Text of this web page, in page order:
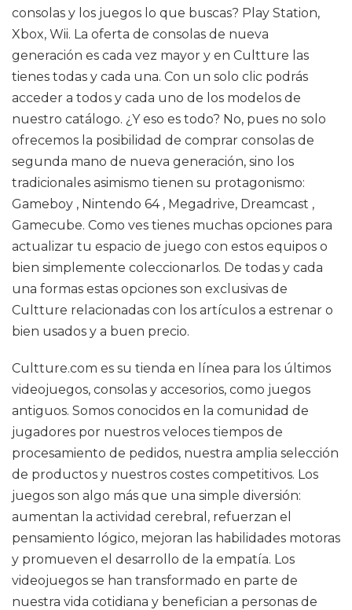
consolas y los juegos lo que buscas? Play Station,
Xbox, Wii. La oferta de consolas de nueva
generación es cada vez mayor y en Cultture las
tienes todas y cada una. Con un solo clic podrás
acceder a todos y cada uno de los modelos de
nuestro catálogo. ¿Y eso es todo? No, pues no solo
ofrecemos la posibilidad de comprar consolas de
segunda mano de nueva generación, sino los
tradicionales asimismo tienen su protagonismo:
Gameboy , Nintendo 64 , Megadrive, Dreamcast ,
Gamecube. Como ves tienes muchas opciones para
actualizar tu espacio de juego con estos equipos o
bien simplemente coleccionarlos. De todas y cada
una formas estas opciones son exclusivas de
Cultture relacionadas con los artículos a estrenar o
bien usados y a buen precio.
Cultture.com es su tienda en línea para los últimos
videojuegos, consolas y accesorios, como juegos
antiguos. Somos conocidos en la comunidad de
jugadores por nuestros veloces tiempos de
procesamiento de pedidos, nuestra amplia selección
de productos y nuestros costes competitivos. Los
juegos son algo más que una simple diversión:
aumentan la actividad cerebral, refuerzan el
pensamiento lógico, mejoran las habilidades motoras
y promueven el desarrollo de la empatía. Los
videojuegos se han transformado en parte de
nuestra vida cotidiana y benefician a personas de